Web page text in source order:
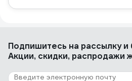
Подпишитесь на рассылкуи
Акции, скидки, распродажи